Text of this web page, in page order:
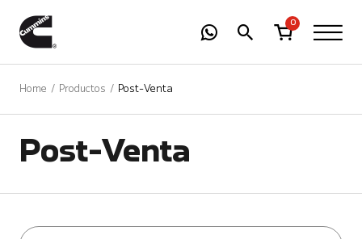
0
Home Productos Post-Venta
Post-Venta